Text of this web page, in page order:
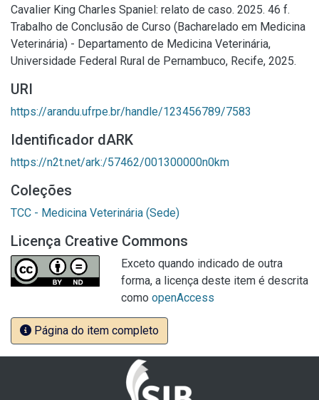
Cavalier King Charles Spaniel: relato de caso. 2025. 46 f.
Trabalho de Conclusão de Curso (Bacharelado em Medicina
Veterinária) - Departamento de Medicina Veterinária,
Universidade Federal Rural de Pernambuco, Recife, 2025.
URI
https://arandu.ufrpe.br/handle/123456789/7583
Identificador dARK
https://n2t.net/ark:/57462/001300000n0km
Coleções
TCC - Medicina Veterinária (Sede)
Licença Creative Commons
Exceto quando indicado de outra
forma, a licença deste item é descrita
como openAccess
Página do item completo